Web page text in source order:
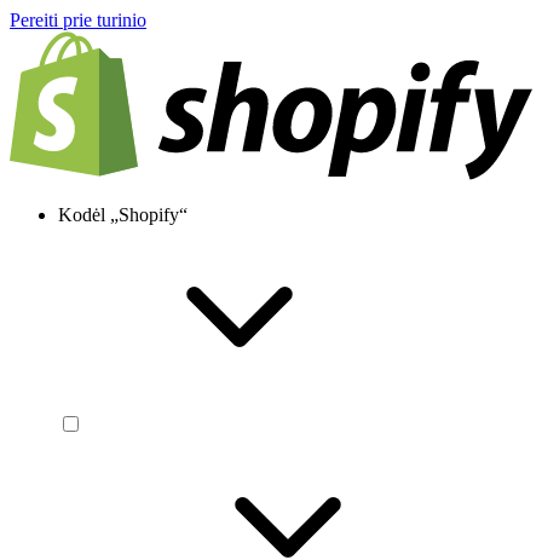
Pereiti prie turinio
Kodėl „Shopify“